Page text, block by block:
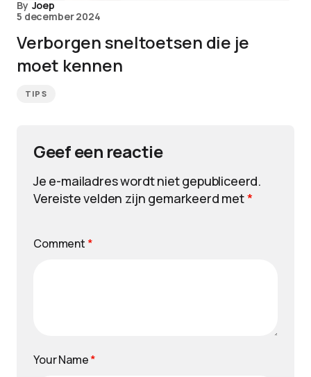
By Joep
5 december 2024
Verborgen sneltoetsen die je
moet kennen
TIPS
Geef een reactie
Je e-mailadres wordt niet gepubliceerd.
Vereiste velden zijn gemarkeerd met*
Comment *
Your Name*